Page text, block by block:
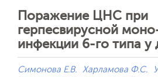
Поражение ЦНС при
герпесвирусной
инфекции 6-го типа у
Симонова Е.В. Харламова Ф.С.